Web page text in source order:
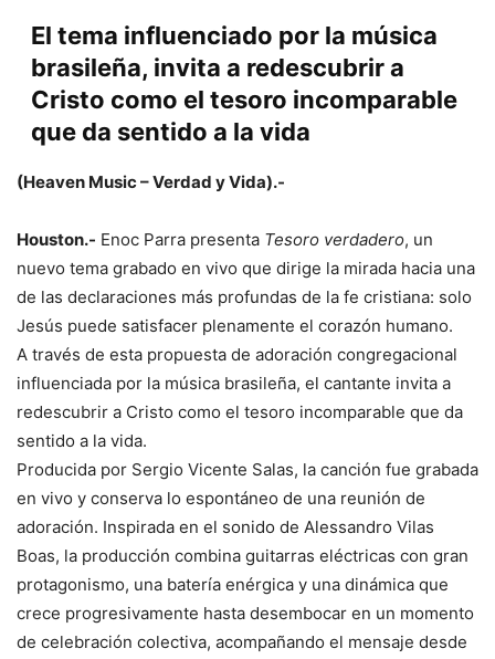
El tema influenciado por la música
brasileña, invita a redescubrir a
Cristo como el tesoro incomparable
que da sentido a la vida
(Heaven Music – Verdad y Vida).-
Houston.- Enoc Parra presenta Tesoro verdadero, un
nuevo tema grabado en vivo que dirige la mirada hacia una
de las declaraciones más profundas de la fe cristiana: solo
Jesús puede satisfacer plenamente el corazón humano.
A través de esta propuesta de adoración congregacional
influenciada por la música brasileña, el cantante invita a
redescubrir a Cristo como el tesoro incomparable que da
sentido a la vida.
Producida por Sergio Vicente Salas, la canción fue grabada
en vivo y conserva lo espontáneo de una reunión de
adoración. Inspirada en el sonido de Alessandro Vilas
Boas, la producción combina guitarras eléctricas con gran
protagonismo, una batería enérgica y una dinámica que
crece progresivamente hasta desembocar en un momento
de celebración colectiva, acompañando el mensaje desde